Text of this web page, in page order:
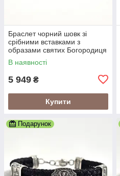
Браслет чорний шовк зі
срібними вставками з
образами святих Богородиця
та Спаситель
В наявності
5 949 ₴
Купити
Подарунок